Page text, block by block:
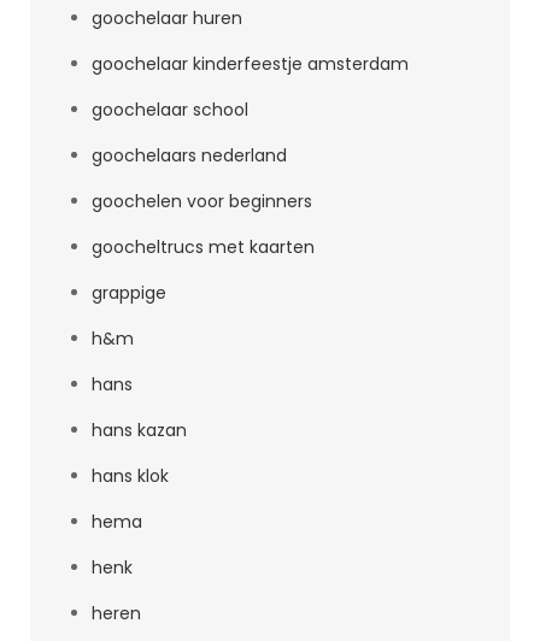
goochelaar huren
goochelaar kinderfeestje amsterdam
goochelaar school
goochelaars nederland
goochelen voor beginners
goocheltrucs met kaarten
grappige
h&m
hans
hans kazan
hans klok
hema
henk
heren